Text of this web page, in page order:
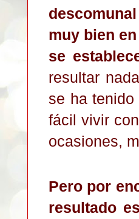
muy bien
se
resultar
se ha
fácil vivir
ocasiones,
Pero por
resultado